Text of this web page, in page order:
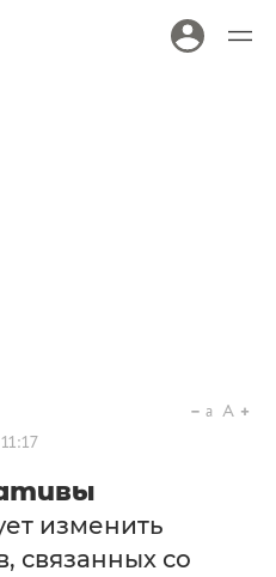
a A
изменить
связанных со